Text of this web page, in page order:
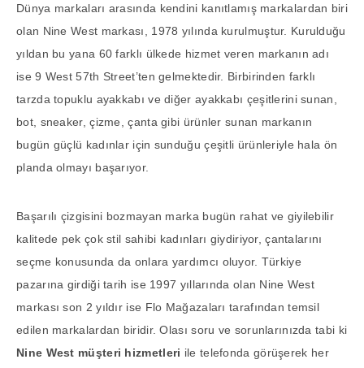
Dünya markaları arasında kendini kanıtlamış markalardan biri
olan Nine West markası, 1978 yılında kurulmuştur. Kurulduğu
yıldan bu yana 60 farklı ülkede hizmet veren markanın adı
ise 9 West 57th Street’ten gelmektedir. Birbirinden farklı
tarzda topuklu ayakkabı ve diğer ayakkabı çeşitlerini sunan,
bot, sneaker, çizme, çanta gibi ürünler sunan markanın
bugün güçlü kadınlar için sunduğu çeşitli ürünleriyle hala ön
planda olmayı başarıyor.
Başarılı çizgisini bozmayan marka bugün rahat ve giyilebilir
kalitede pek çok stil sahibi kadınları giydiriyor, çantalarını
seçme konusunda da onlara yardımcı oluyor. Türkiye
pazarına girdiği tarih ise 1997 yıllarında olan Nine West
markası son 2 yıldır ise Flo Mağazaları tarafından temsil
edilen markalardan biridir. Olası soru ve sorunlarınızda tabi ki
Nine West müşteri hizmetleri ile telefonda görüşerek her